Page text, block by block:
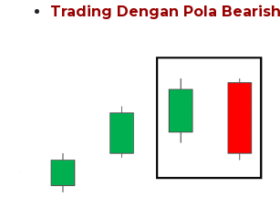
Trading Dengan Pola